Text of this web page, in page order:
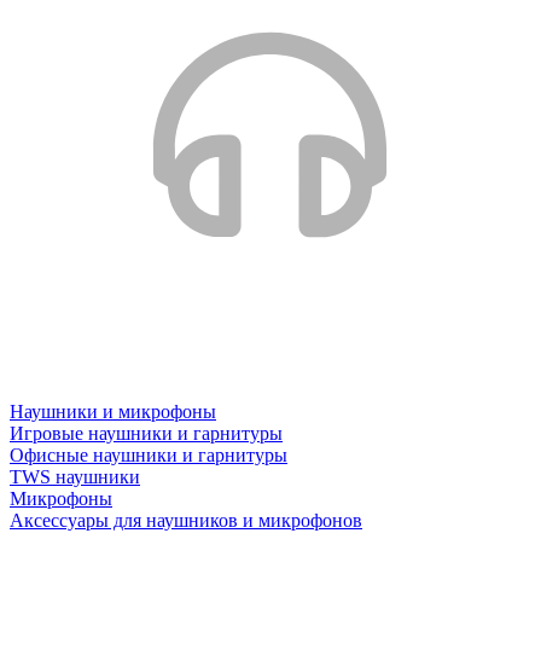
Наушники и микрофоны
Игровые наушники и гарнитуры
Офисные наушники и гарнитуры
TWS наушники
Микрофоны
Аксессуары для наушников и микрофонов